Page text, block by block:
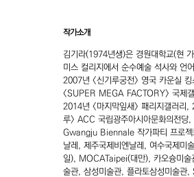
작가소개
김기라(1974년생)은 경원대학교(현
미스 컬리지에서 순수예술 석사와 언
2007년 <신기루궁전> 영국 카운실
<SUPER MEGA FACTORY> 국제
2014년 <마지막잎새> 패리지갤러리
루> ACC 국립광주아시아문화의전
Gwangju Biennale 작가파티 프로젝
날레, 제주국제비엔날레, 여수국제미
일), MOCATaipei(대만), 카오슝미술
술관, 삼성미술관, 플라토삼성미술